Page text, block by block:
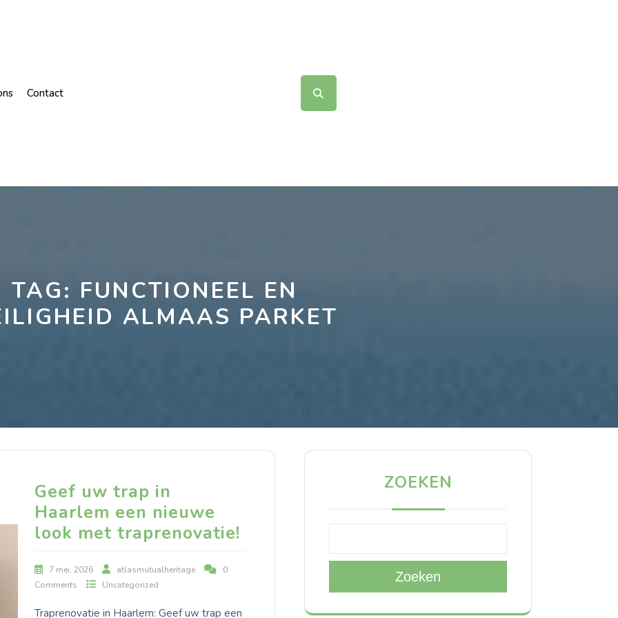
Contact
TAG: FUNCTIONEEL EN
ALMAAS PARKET
Geef uw trap in
Haarlem een nieuwe
look met traprenovatie!
7 mei, 2026 atlasmutualheritage
0
Comments
Uncategorized
Traprenovatie in Haarlem: Geef uw trap een
ZOEKEN
Zoeken